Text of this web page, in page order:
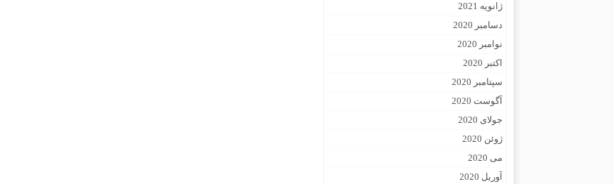
ژانویه 2021
دسامبر 2020
نوامبر 2020
اکتبر 2020
سپتامبر 2020
آگوست 2020
جولای 2020
ژوئن 2020
می 2020
آوریل 2020